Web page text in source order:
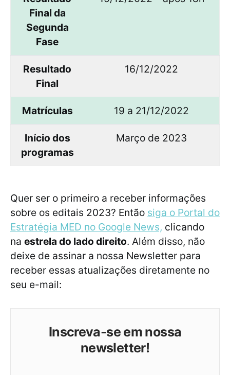
Final da
Segunda
Fase
Resultado
Final
16/12/2022
Matrículas 19 a 21/12/2022
Início dos
programas
Março de 2023
Quer ser o primeiro a receber informações
sobre os editais 2023? Então siga o Portal do
Estratégia MED no Google News, clicando
na estrela do lado direito. Além disso, não
deixe de assinar a nossa Newsletter para
receber essas atualizações diretamente no
seu e-mail:
Inscreva-se em nossa
newsletter!